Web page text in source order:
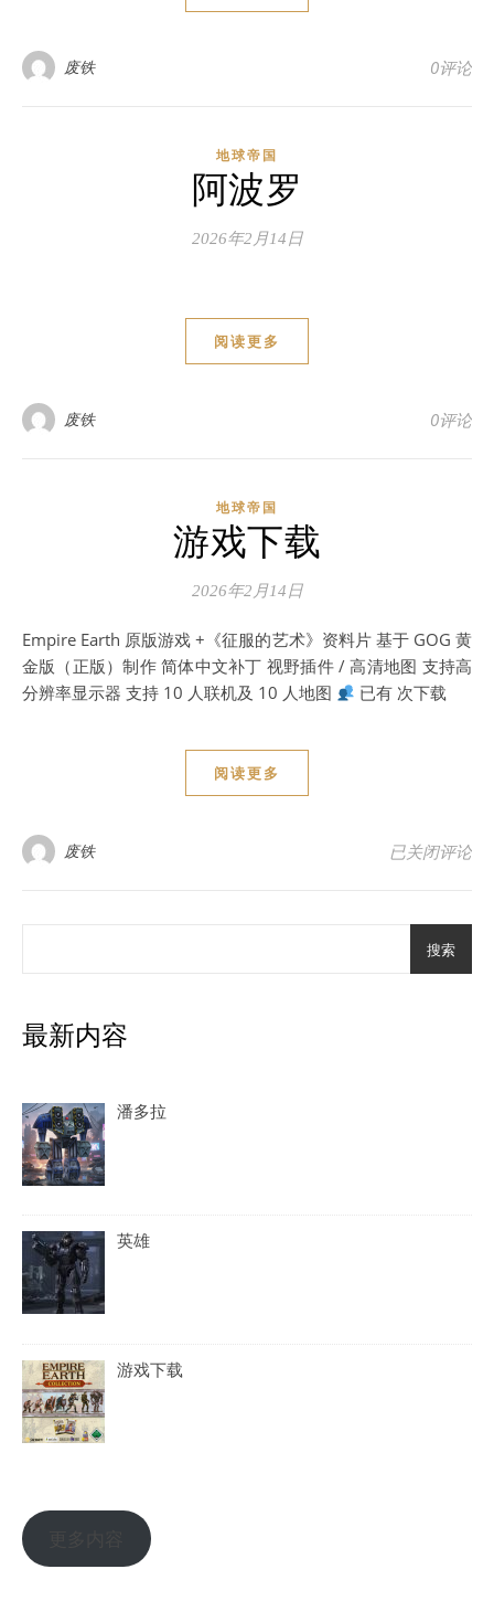
废铁 0评论
地球帝国
阿波罗
2026年2月14日
阅读更多
废铁 0评论
地球帝国
游戏下载
2026年2月14日
Empire Earth 原版游戏 +《征服的艺术》资料片 基于 GOG 黄
金版（正版）制作 简体中文补丁 视野插件 / 高清地图 支持高
分辨率显示器 支持 10 人联机及 10 人地图
已有 次下载
阅读更多
废铁 游戏下载
已关闭评论
搜索
最新内容
潘多拉
英雄
游戏下载